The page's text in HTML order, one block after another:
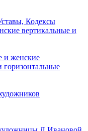
Кодексы
вертикальные и
и женские
горизонтальные